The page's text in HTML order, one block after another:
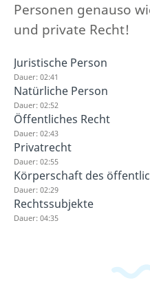
Personen genauso
und private Recht!
Juristische Person
Dauer: 02:41
Natürliche Person
Dauer: 02:52
Öffentliches Recht
Dauer: 02:43
Privatrecht
Dauer: 02:55
Körperschaft des
Dauer: 02:29
Rechtssubjekte
Dauer: 04:35